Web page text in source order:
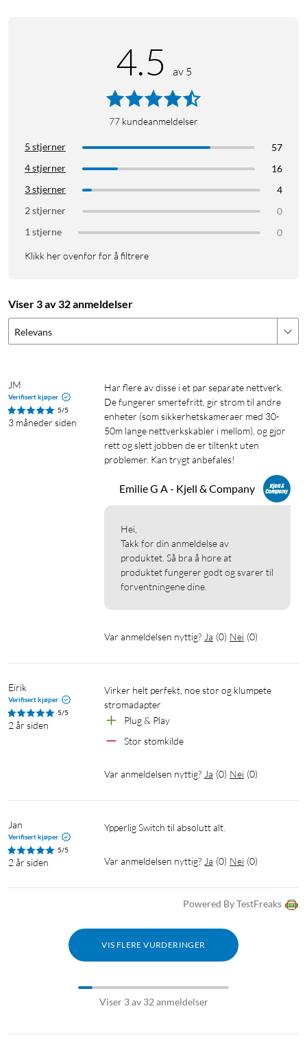
4.5 av 5
77 kundeanmeldelser
5 stjerner
57
4 stjerner
16
3 stjerner
4
2 stjerner
0
1 stjerne
0
Klikk her ovenfor for å filtrere
Viser 3 av 32 anmeldelser
Relevans
JM
Verifisert kjøper
5/5
3 måneder siden
Har flere av disse i et par separate nettverk.
De fungerer smertefritt, gir strøm til andre
enheter (som sikkerhetskameraer med 30-
50m lange nettverkskabler i mellom), og gjør
rett og slett jobben de er tiltenkt uten
problemer. Kan trygt anbefales!
Emilie G A - Kjell & Company
Hei,
Takk for din anmeldelse av
produktet. Så bra å høre at
produktet fungerer godt og svarer til
forventningene dine.
Var anmeldelsen nyttig? Ja (0) Nei (0)
Eirik
Verifisert kjøper
5/5
2 år siden
Virker helt perfekt, noe stor og klumpete
strømadapter
Plug & Play
Stor stømkilde
Var anmeldelsen nyttig? Ja (0) Nei (0)
Jan
Verifisert kjøper
5/5
2 år siden
Ypperlig Switch til absolutt alt.
Var anmeldelsen nyttig? Ja (0) Nei (0)
Powered By TestFreaks
VIS FLERE VURDERINGER
Viser 3 av 32 anmeldelser